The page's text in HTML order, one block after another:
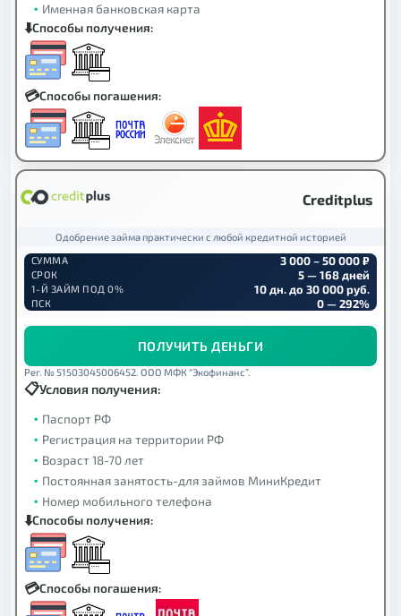
Именная банковская карта
Способы получения:
Способы погашения:
Creditplus
Одобрение займа практически с любой кредитной историей
СУММА
3 000 – 50 000 ₽
СРОК 5 — 168 дней
1-Й ЗАЙМ ПОД 0% 10 дн. до 30 000 руб.
ПСК 0 — 292%
ПОЛУЧИТЬ ДЕНЬГИ
Рег. № 51503045006452. ООО МФК “Экофинанс”.
Условия получения:
Паспорт РФ
Регистрация на территории РФ
Возраст 18-70 лет
Постоянная занятость-для займов МиниКредит
Номер мобильного телефона
Способы получения:
Способы погашения: